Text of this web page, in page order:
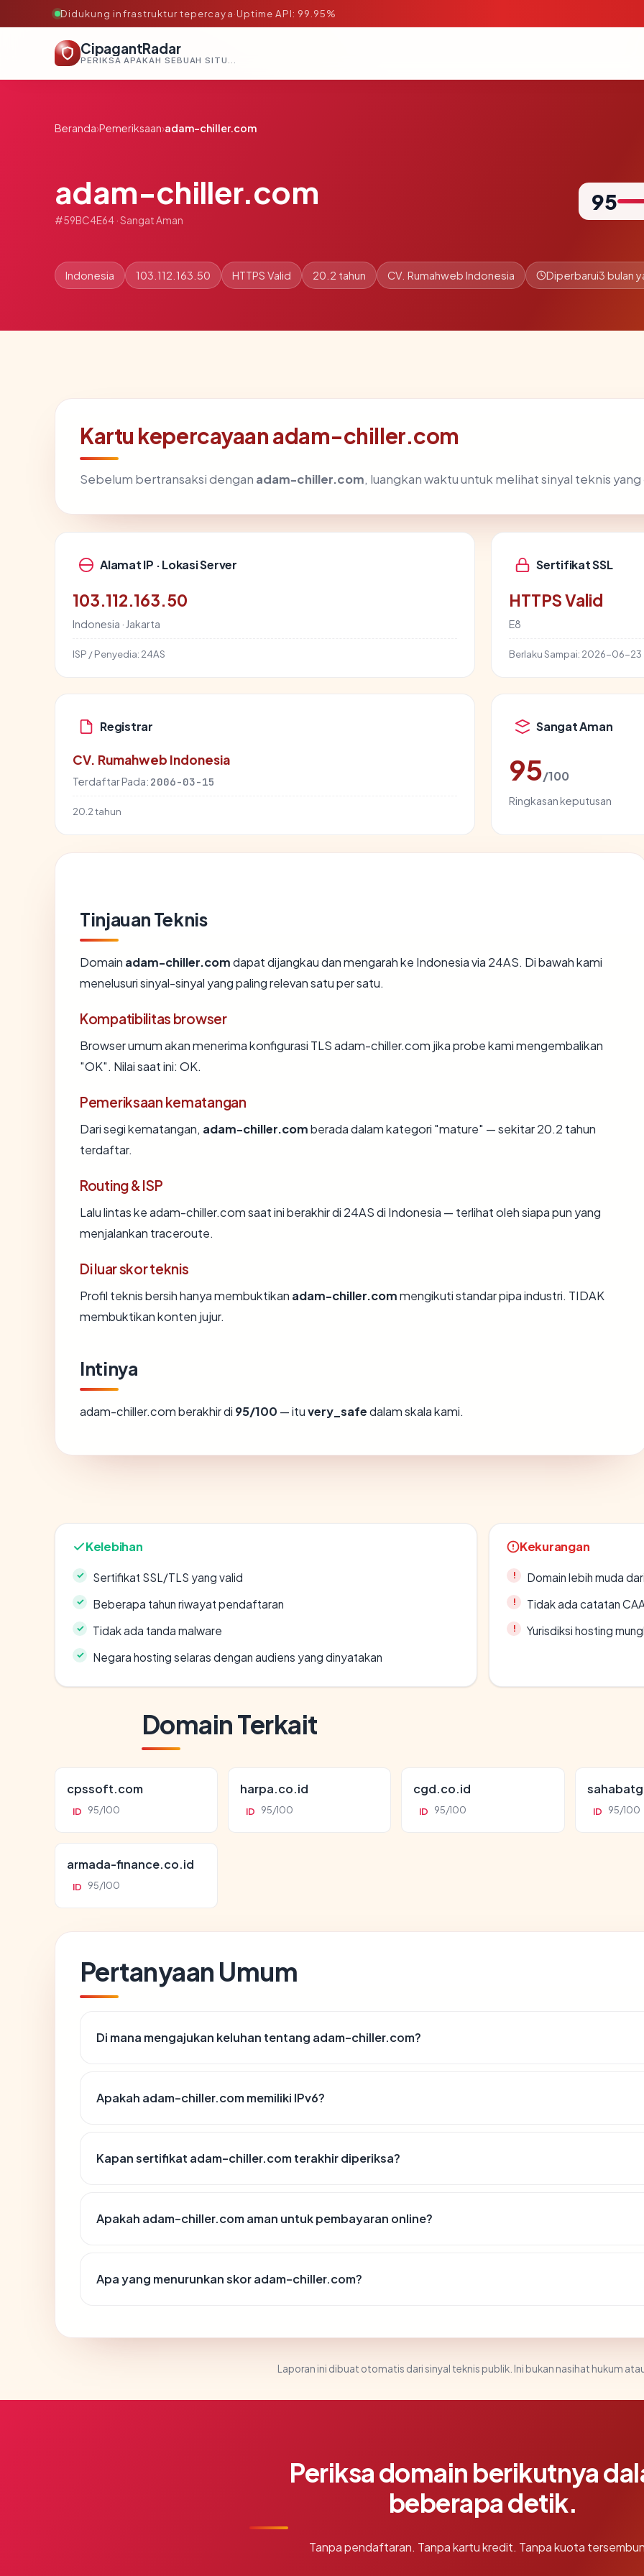
Didukung infrastruktur tepercaya·Uptime API: 99.95%
CipagantRadar
PERIKSA APAKAH SEBUAH SITUS AMAN, TEPERCAYA, DAN TERVERIFIKASI DALAM HITUNGAN DETIK.
Beranda›Pemeriksaan›adam-chiller.com
adam-chiller.com
#59BC4E64 · Sangat Aman
95
Indonesia 103.112.163.50 HTTPS Valid 20.2 tahun CV. Rumahweb Indonesia Diperbarui3 bulan
Kartu kepercayaan adam-chiller.com
Sebelum bertransaksi dengan adam-chiller.com, luangkan waktu untuk melihat sinyal teknis
Alamat IP · Lokasi Server
103.112.163.50
Indonesia · Jakarta
ISP / Penyedia: 24AS
Sertifikat SSL
HTTPS Valid
E8
Berlaku Sampai: 2026-06-23
Registrar
CV. Rumahweb Indonesia
Terdaftar Pada: 2006-03-15
20.2 tahun
Sangat Aman
95/100
Ringkasan keputusan
Tinjauan Teknis
Domain adam-chiller.comdapat dijangkau dan mengarah ke Indonesia via 24AS. Di bawah kami
menelusuri sinyal-sinyal yang paling relevan satu per satu.
Kompatibilitas browser
Browser umum akan menerima konfigurasi TLS adam-chiller.com jika probe kami mengembalikan
"OK". Nilai saat ini: OK.
Pemeriksaan kematangan
Dari segi kematangan, adam-chiller.comberada dalam kategori "mature" — sekitar 20.2 tahun
terdaftar.
Routing & ISP
Lalu lintas ke adam-chiller.com saat ini berakhir di 24AS di Indonesia — terlihat oleh siapa pun yang
menjalankan traceroute.
Di luar skor teknis
Profil teknis bersih hanya membuktikan adam-chiller.commengikuti standar pipa industri. TIDAK
membuktikan konten jujur.
Intinya
adam-chiller.com berakhir di 95/100 — ituvery_safedalam skala kami.
Kelebihan
Sertifikat SSL/TLS yang valid
Beberapa tahun riwayat pendaftaran
Tidak ada tanda malware
Negara hosting selaras dengan audiens yang dinyatakan
Kekurangan
Domain lebih muda
Tidak ada catatan CAA
Yurisdiksi hosting
Domain Terkait
cpssoft.com
ID 95/100
harpa.co.id
ID 95/100
cgd.co.id
ID 95/100 ID 95/100
armada-finance.co.id
ID 95/100
Pertanyaan Umum
Di mana mengajukan keluhan tentang adam-chiller.com?
Apakah adam-chiller.com memiliki IPv6?
Kapan sertifikat adam-chiller.com terakhir diperiksa?
Apakah adam-chiller.com aman untuk pembayaran online?
Apa yang menurunkan skor adam-chiller.com?
Laporan ini dibuat otomatis dari sinyal teknis publik. Ini bukan nasihat hukum
Periksa domain berikutnya
beberapa detik.
Tanpa pendaftaran. Tanpa kartu kredit. Tanpa kuota